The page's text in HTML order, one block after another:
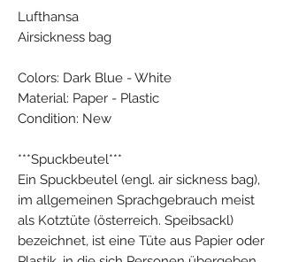
Lufthansa
Airsickness bag
Colors: Dark Blue - White
Material: Paper - Plastic
Condition: New
***Spuckbeutel***
Ein Spuckbeutel (engl. air sickness bag),
im allgemeinen Sprachgebrauch meist
als Kotztüte (österreich. Speibsackl)
bezeichnet, ist eine Tüte aus Papier oder